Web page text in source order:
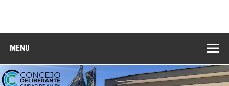
MENU